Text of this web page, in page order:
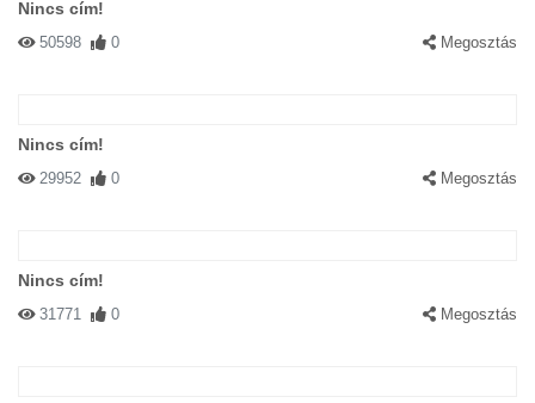
Nincs cím!
50598 0 Megosztás
Nincs cím!
29952 0 Megosztás
Nincs cím!
31771 0 Megosztás